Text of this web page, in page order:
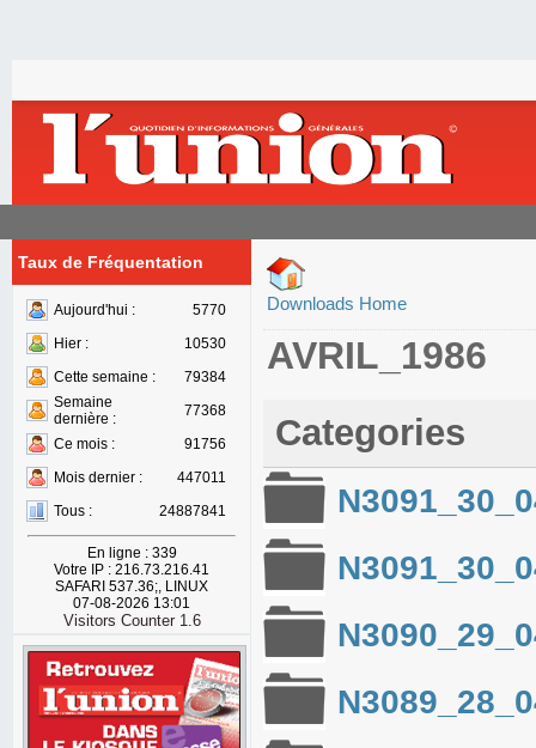
Taux de Fréquentation
Aujourd'hui :
5770
Hier :
10530
Cette semaine :
79384
Semaine
dernière :
77368
Ce mois :
91756
Mois dernier :
447011
Tous :
24887841
En ligne : 339
Votre IP : 216.73.216.41
SAFARI 537.36;, LINUX
07-08-2026 13:01
Visitors Counter 1.6
Downloads Home
AVRIL_1986
Categories